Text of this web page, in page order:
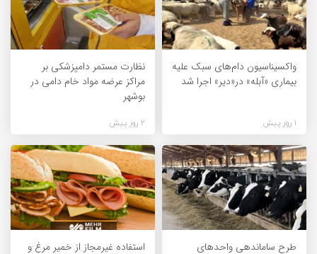
واکسیناسیون دام‌های سبک علیه
بیماری «آبله» در«دیر» اجرا شد
1 روز پیش
نظارت مستمر دامپزشکی بر
مراکز عرضه مواد خام دامی در
بوشهر
2 روز پیش
طرح ساماندهی واحدهای استفاده غیرمجاز از خمیر مرغ و